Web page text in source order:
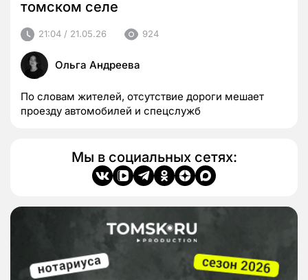
томском селе
21:04 / 21.05.26 924
Ольга Андреева
По словам жителей, отсутствие дороги мешает
проезду автомобилей и спецслужб
Мы в социальных сетях: